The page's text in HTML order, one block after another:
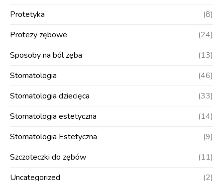
Protetyka
(8)
Protezy zębowe
(24)
Sposoby na ból zęba
(13)
Stomatologia
(46)
Stomatologia dziecięca
(33)
Stomatologia estetyczna
(14)
Stomatologia Estetyczna
(9)
Szczoteczki do zębów
(11)
Uncategorized
(2)